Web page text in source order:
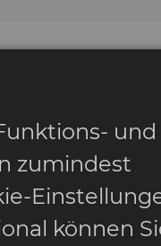
und
zumindest
können